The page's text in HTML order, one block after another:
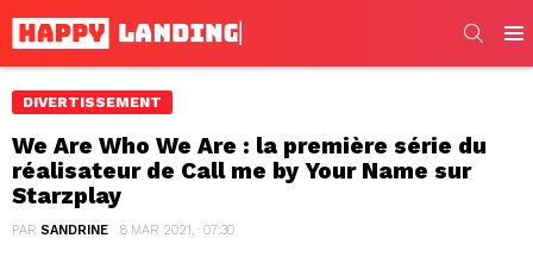
DIVERTISSEMENT
We Are Who We Are : la première série du
réalisateur de Call me by Your Name sur
Starzplay
PAR SANDRINE 8 MAR 2021, · 07:30